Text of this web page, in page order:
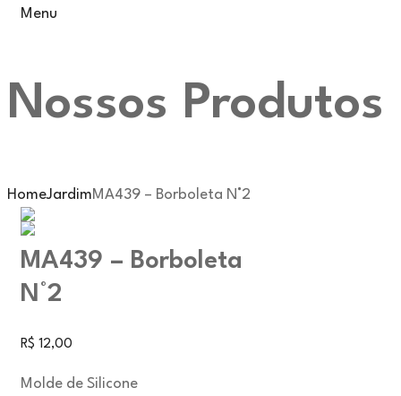
Menu
Nossos Produtos
HomeJardimMA439 – Borboleta N°2
MA439 – Borboleta
N°2
R$ 12,00
Molde de Silicone